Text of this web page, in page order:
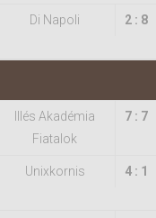
Di Napoli 2 : 8
Illés Akadémia
Fiatalok
7 : 7
Unixkornis 4 : 1